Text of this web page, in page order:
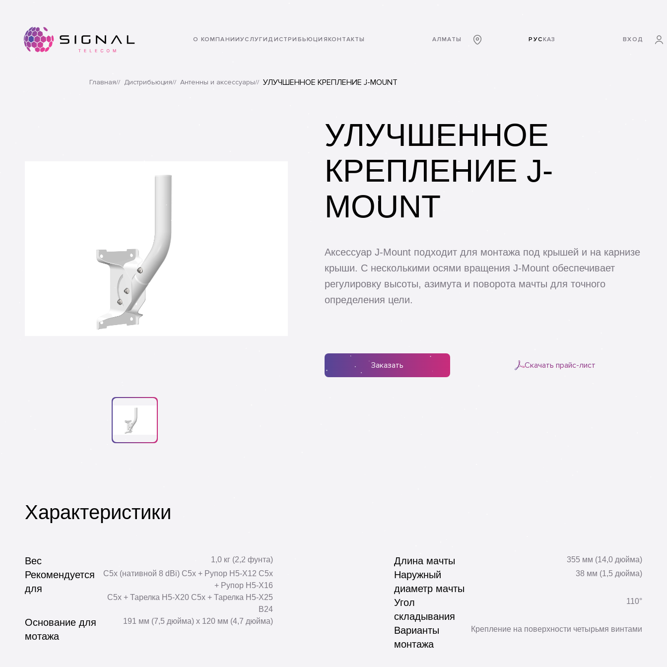
О КОМПАНИИУСЛУГИДИСТРИБЬЮЦИЯКОНТАКТЫ АЛМАТЫ РУСКАЗ ВХОД
Главная Дистрибьюция Антенны и аксессуары УЛУЧШЕННОЕ КРЕПЛЕНИЕ J-MOUNT
УЛУЧШЕННОЕ
КРЕПЛЕНИЕ J-
MOUNT
Аксессуар J-Mount подходит для монтажа под крышей и на карнизе
крыши. С несколькими осями вращения J-Mount обеспечивает
регулировку высоты, азимута и поворота мачты для точного
определения цели.
Заказать Скачать прайс-лист
Характеристики
Вес 1,0 кг (2,2 фунта)
Рекомендуется
для
C5x (нативной 8 dBi) С5х + Рупор Н5-Х12 С5х
+ Рупор Н5-Х16
С5х + Тарелка Н5-Х20 С5х + Тарелка Н5-Х25
В24
Основание для
мотажа
191 мм (7,5 дюйма) x 120 мм (4,7 дюйма)
Длина мачты 355 мм (14,0 дюйма)
Наружный
диаметр мачты
38 мм (1,5 дюйма)
Угол
складывания
110°
Варианты
монтажа
Крепление на поверхности четырьмя винтами